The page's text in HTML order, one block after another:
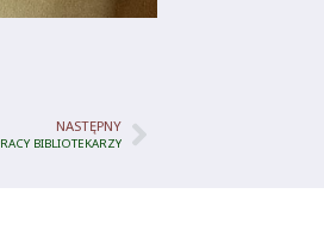
NASTĘPNY
BIBLIOTEKARZY